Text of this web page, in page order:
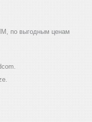
по выгодным ценам